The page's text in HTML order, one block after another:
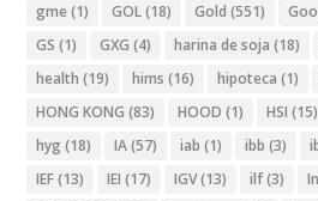
gme (1) GOL(18) Gold (551)
GS (1) GXG (4) harina de soja (18)
health (19) hims (16) hipoteca (1)
HONG KONG (83) HOOD (1) HSI (15)
hyg (18) IA(57) iab (1) ibb (3)
IEF(13) IEI (17) IGV(13) ilf(3)